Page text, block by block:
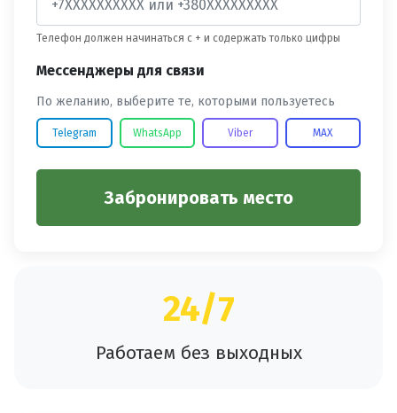
Телефон должен начинаться с + и содержать только цифры
Мессенджеры для связи
По желанию, выберите те, которыми пользуетесь
Telegram WhatsApp Viber MAX
Забронировать место
24/7
Работаем без выходных